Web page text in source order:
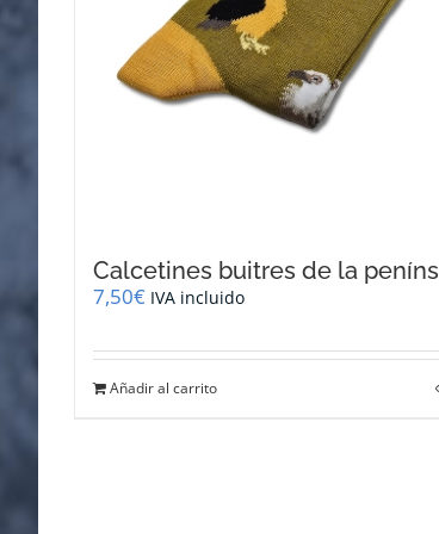
Calcetines buitres de la
7,50€ IVA incluido
Añadir al carrito